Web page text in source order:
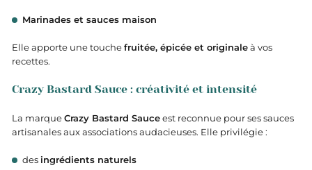
Marinades et sauces maison
Elle apporte une touchefruitée, épicée et originaleà vos
recettes.
Crazy Bastard Sauce : créativité et intensité
La marqueCrazy Bastard Sauceest reconnue pour ses sauces
artisanales aux associations audacieuses. Elle privilégie :
des ingrédients naturels